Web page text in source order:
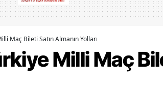
Balıkesir
Bitlis
Maç Bileti Satın Almanın Yolları
Milli Maç